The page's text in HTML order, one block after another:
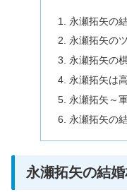
永瀬拓矢の
永瀬拓矢の
永瀬拓矢の
永瀬拓矢は
永瀬拓矢～
永瀬拓矢の
永瀬拓矢の結